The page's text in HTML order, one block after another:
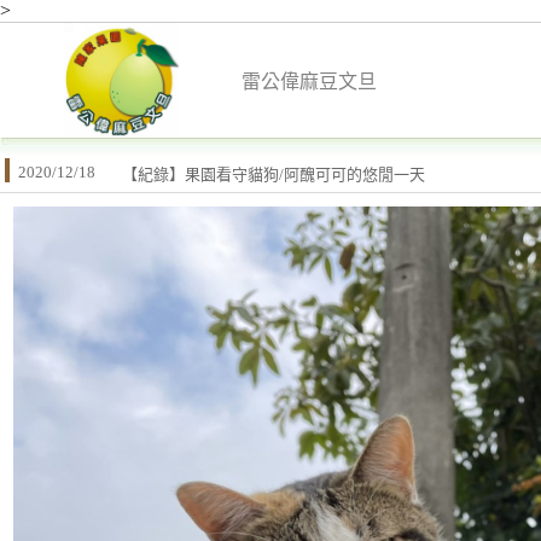
>
雷公偉麻豆文旦
2020/12/18 【紀錄】果園看守貓狗/阿醜可可的悠閒一天